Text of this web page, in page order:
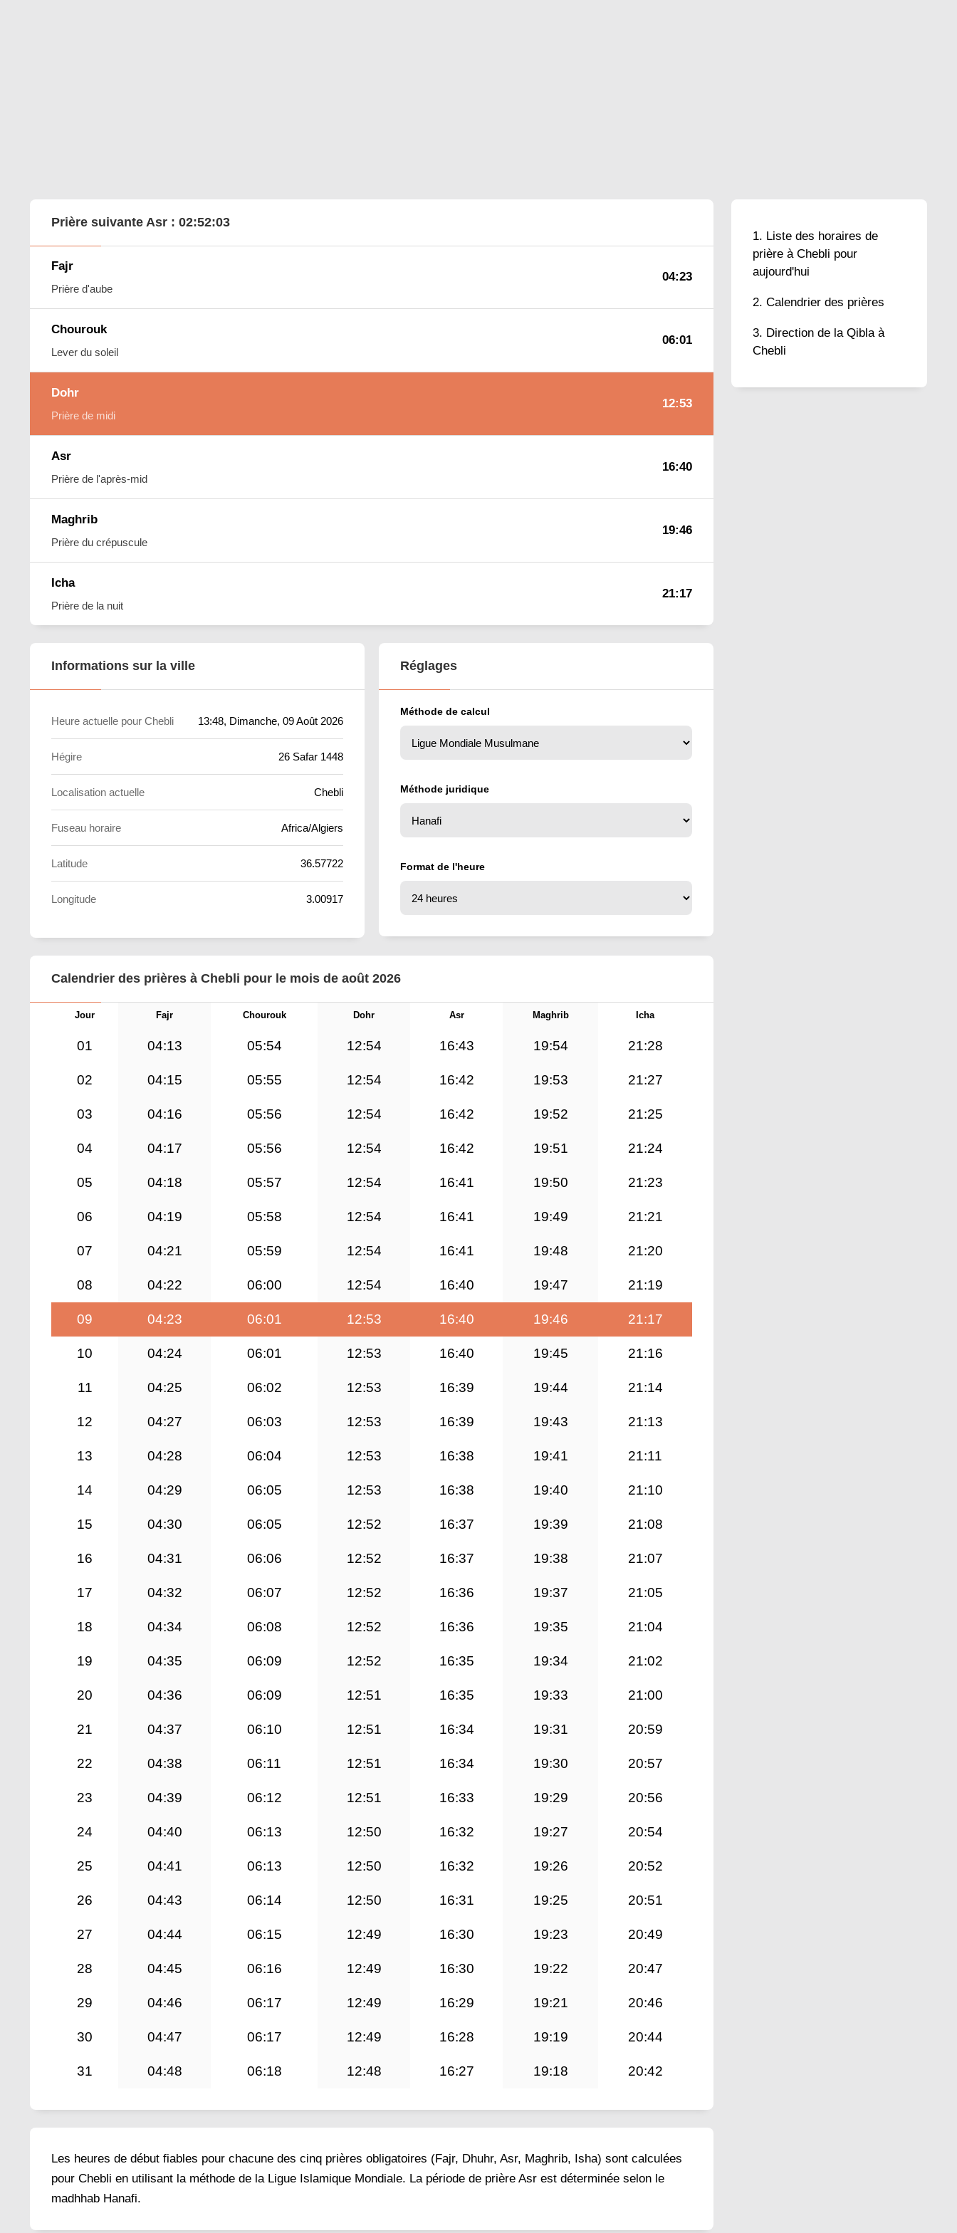
Liste des horaires de
prière à Chebli pour
aujourd'hui
Calendrier des prières
Direction de la Qibla à
Chebli
Prière suivante Asr : 02:52:02
Fajr
Prière d'aube
04:23
Chourouk
Lever du soleil
06:01
Dohr
Prière de midi
12:53
Asr
Prière de l'après-mid
16:40
Maghrib
Prière du crépuscule
19:46
Icha
Prière de la nuit
21:17
Informations sur la ville
Heure actuelle pour Chebli 13:48, Dimanche, 09 Août 2026
Hégire 26 Safar 1448
Localisation actuelle Chebli
Fuseau horaire Africa/Algiers
Latitude 36.57722
Longitude 3.00917
Réglages
Méthode de calcul
Méthode juridique
Format de l'heure
Calendrier des prières à Chebli pour le mois de août 2026
Jour Fajr Chourouk Dohr Asr Maghrib Icha
01 04:13 05:54 12:54 16:43 19:54 21:28
02 04:15 05:55 12:54 16:42 19:53 21:27
03 04:16 05:56 12:54 16:42 19:52 21:25
04 04:17 05:56 12:54 16:42 19:51 21:24
05 04:18 05:57 12:54 16:41 19:50 21:23
06 04:19 05:58 12:54 16:41 19:49 21:21
07 04:21 05:59 12:54 16:41 19:48 21:20
08 04:22 06:00 12:54 16:40 19:47 21:19
09 04:23 06:01 12:53 16:40 19:46 21:17
10 04:24 06:01 12:53 16:40 19:45 21:16
11 04:25 06:02 12:53 16:39 19:44 21:14
12 04:27 06:03 12:53 16:39 19:43 21:13
13 04:28 06:04 12:53 16:38 19:41 21:11
14 04:29 06:05 12:53 16:38 19:40 21:10
15 04:30 06:05 12:52 16:37 19:39 21:08
16 04:31 06:06 12:52 16:37 19:38 21:07
17 04:32 06:07 12:52 16:36 19:37 21:05
18 04:34 06:08 12:52 16:36 19:35 21:04
19 04:35 06:09 12:52 16:35 19:34 21:02
20 04:36 06:09 12:51 16:35 19:33 21:00
21 04:37 06:10 12:51 16:34 19:31 20:59
22 04:38 06:11 12:51 16:34 19:30 20:57
23 04:39 06:12 12:51 16:33 19:29 20:56
24 04:40 06:13 12:50 16:32 19:27 20:54
25 04:41 06:13 12:50 16:32 19:26 20:52
26 04:43 06:14 12:50 16:31 19:25 20:51
27 04:44 06:15 12:49 16:30 19:23 20:49
28 04:45 06:16 12:49 16:30 19:22 20:47
29 04:46 06:17 12:49 16:29 19:21 20:46
30 04:47 06:17 12:49 16:28 19:19 20:44
31 04:48 06:18 12:48 16:27 19:18 20:42
Les heures de début fiables pour chacune des cinq prières obligatoires (Fajr, Dhuhr, Asr, Maghrib, Isha) sont calculées
pour Chebli en utilisant la méthode de la Ligue Islamique Mondiale. La période de prière Asr est déterminée selon le
madhhab Hanafi.